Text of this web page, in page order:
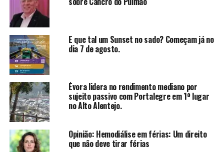
E que tal um Sunset no sado? Começam já no
dia 7 de agosto.
Évora lidera no rendimento mediano por
sujeito passivo com Portalegre em 1º lugar
no Alto Alentejo.
Opinião: Hemodiálise em férias: Um direito
que não deve tirar férias